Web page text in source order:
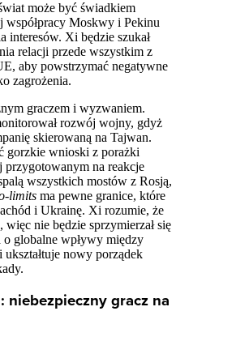
może być świadkiem
współpracy Moskwy i Pekinu
interesów. Xi będzie szukał
relacji przede wszystkim z
aby powstrzymać negatywne
zagrożenia.
graczem i wyzwaniem.
rozwój wojny, gdyż
skierowaną na Tajwan.
gorzkie wnioski z porażki
przygotowanym na reakcje
wszystkich mostów z Rosją,
limits ma pewne granice, które
i Ukrainę. Xi rozumie, że
nie będzie sprzymierzał się
o globalne wpływy między
ukształtuje nowy porządek
niebezpieczny gracz na